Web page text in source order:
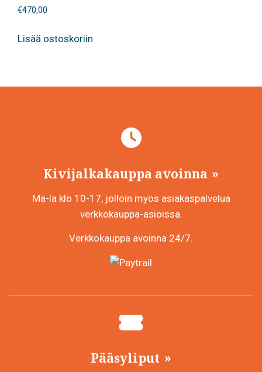
€470,00
Lisää ostoskoriin
Kivijalkakauppa avoinna
Ma-la klo 10-17, jolloin myös asiakaspalvelua
verkkokauppa-asioissa.
Verkkokauppa avoinna 24/7.
Pääsyliput